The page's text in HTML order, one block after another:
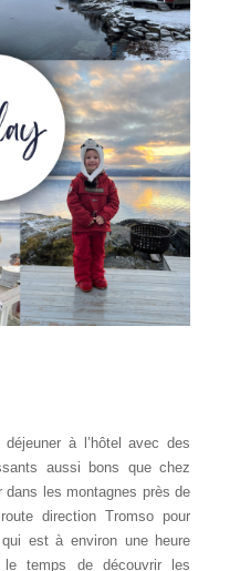
à l’hôtel avec des
aussi bons que chez
dans les montagnes près de
direction Tromso pour
est à environ une heure
temps de découvrir les